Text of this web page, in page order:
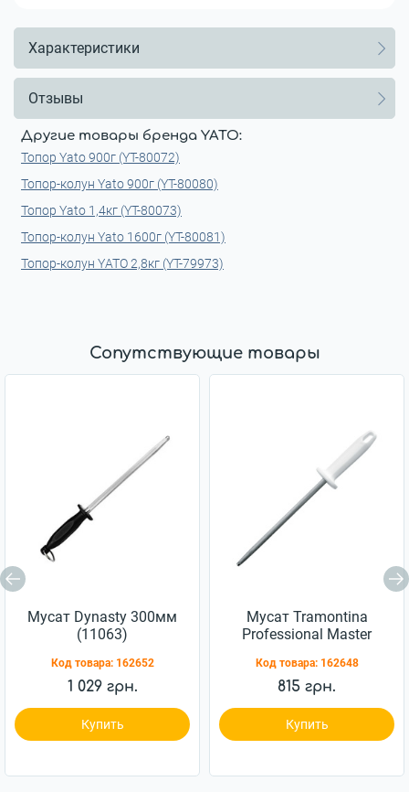
Характеристики
Отзывы
Другие товары бренда YATO:
Топор Yato 900г (YT-80072)
Топор-колун Yato 900г (YT-80080)
Топор Yato 1,4кг (YT-80073)
Топор-колун Yato 1600г (YT-80081)
Топор-колун YАТО 2,8кг (YT-79973)
Сопутствующие товары
Мусат Dynasty 300мм
(11063)
Код товара: 162652
1 029 грн.
Купить
Мусат Tramontina
Professional Master
Код товара: 162648
815 грн.
Купить